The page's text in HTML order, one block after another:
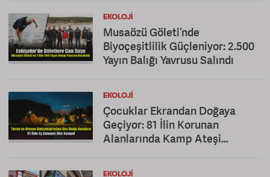
EKOLOJI
Musaözü Göleti’nde
Biyoçeşitlilik Güçleniyor: 2.500
Yayın Balığı Yavrusu Salındı
EKOLOJI
Çocuklar Ekrandan Doğaya
Geçiyor: 81 İlin Korunan
Alanlarında Kamp Ateşi
EKOLOJI